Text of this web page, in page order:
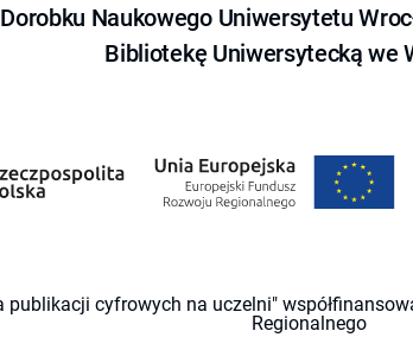
Naukowego Uniwersytetu
Bibliotekę Uniwersytecką we
cyfrowych na uczelni"
Regionalnego